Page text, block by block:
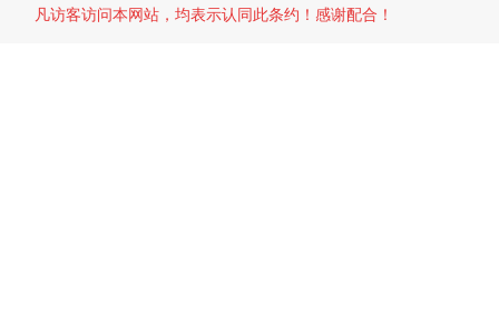
凡访客访问本网站，均表示认同此条约！感谢配合！